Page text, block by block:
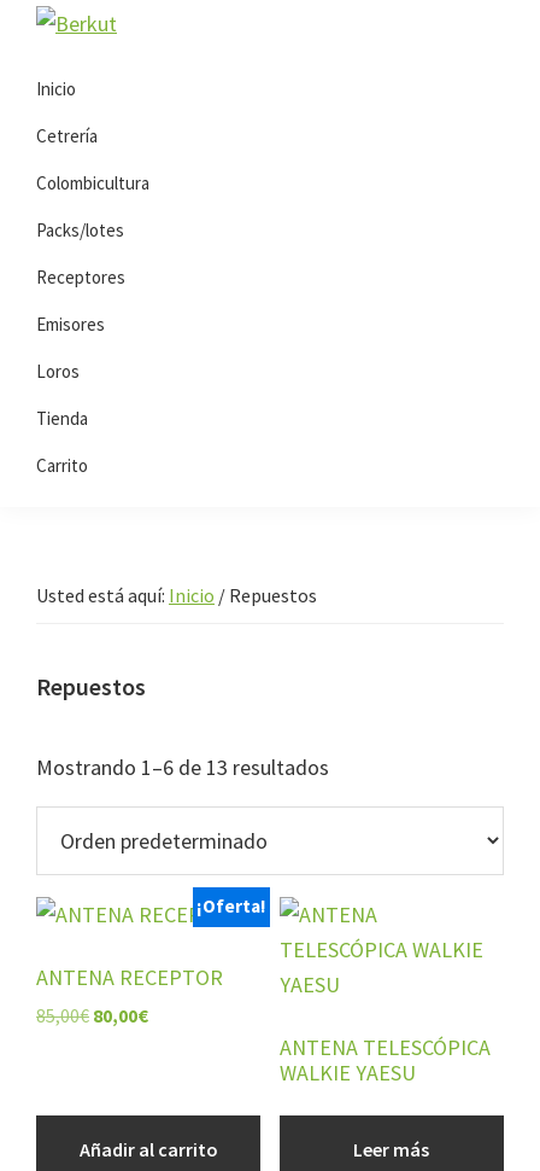
Saltar
navegación
Saltar
contenido
principal
Inicio
Cetrería
Colombicultura
Packs/lotes
Receptores
Emisores
Loros
Tienda
Carrito
Usted está aquí: Inicio / Repuestos
Repuestos
Mostrando 1–6 de 13 resultados
¡Oferta!
ANTENA RECEPTOR
85,00€ El
80,00€El
Añadir al carrito
ANTENA TELESCÓPICA
WALKIE YAESU
Leer más